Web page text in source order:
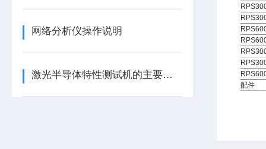
网络分析仪操作说明
激光半导体特性测试机的主要特点
配件